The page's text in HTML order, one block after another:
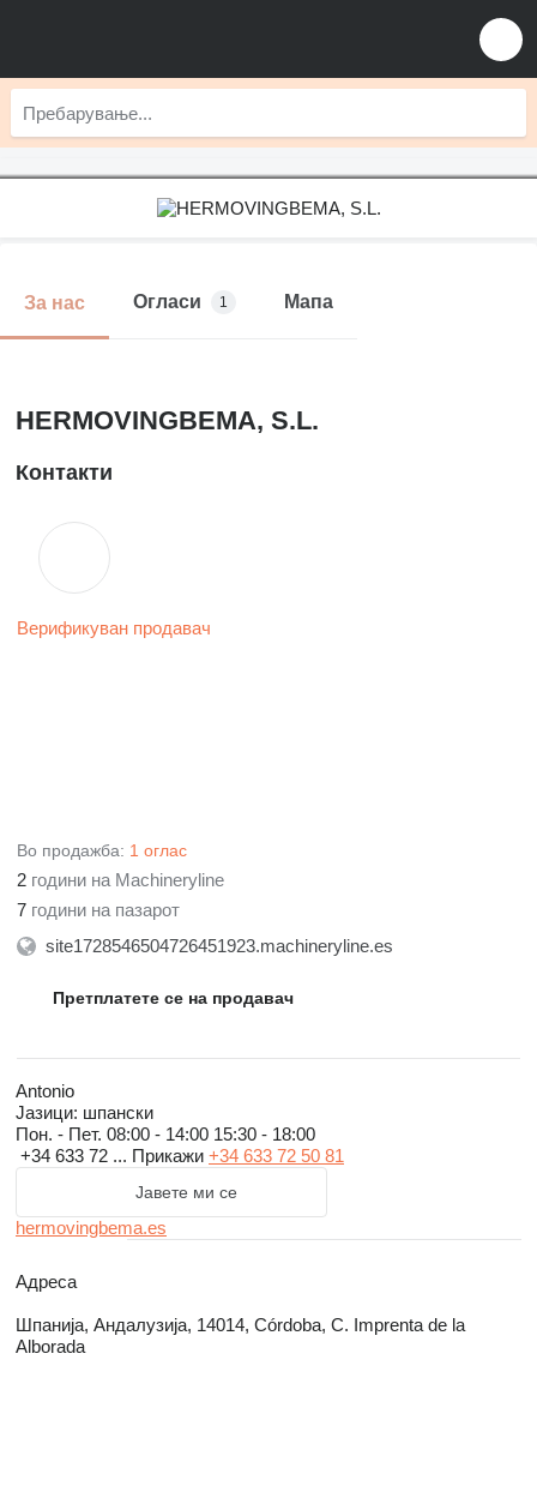
За нас Огласи 1 Мапа
HERMOVINGBEMA, S.L.
Контакти
Верификуван продавач
Во продажба: 1 оглас
2 години на Machineryline
7 години на пазарот
site1728546504726451923.machineryline.es
Претплатете се на продавач
Antonio
Јазици: шпански
Пон. - Пет. 08:00 - 14:00 15:30 - 18:00
+34 633 72 ... Прикажи +34 633 72 50 81
Јавете ми се
hermovingbema.es
Адреса
Шпанија, Андалузија, 14014, Córdoba, C. Imprenta de la
Alborada